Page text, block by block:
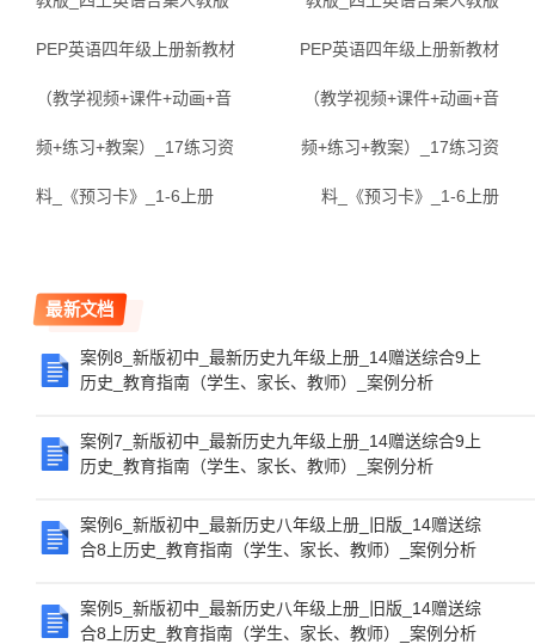
PEP英语四年级上册新教材
（教学视频+课件+动画+音
频+练习+教案）_17练习资
料_《预习卡》_1-6上册
PEP英语四年级上册新教材
（教学视频+课件+动画+音
频+练习+教案）_17练习资
料_《预习卡》_1-6上册
最新文档
案例8_新版初中_最新历史九年级上册_14赠送综合9上
历史_教育指南（学生、家长、教师）_案例分析
案例7_新版初中_最新历史九年级上册_14赠送综合9上
历史_教育指南（学生、家长、教师）_案例分析
案例6_新版初中_最新历史八年级上册_旧版_14赠送综
合8上历史_教育指南（学生、家长、教师）_案例分析
案例5_新版初中_最新历史八年级上册_旧版_14赠送综
合8上历史_教育指南（学生、家长、教师）_案例分析